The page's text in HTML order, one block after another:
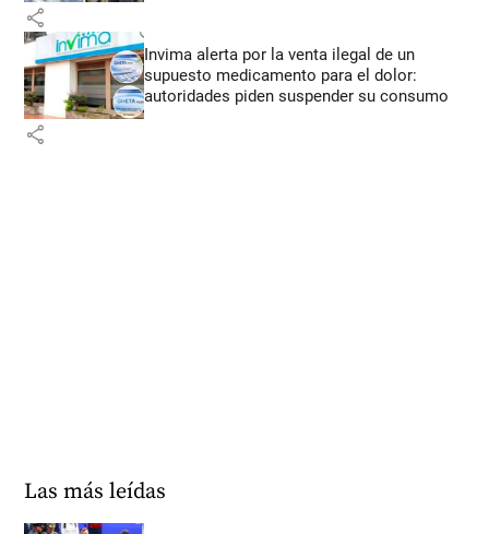
share
Invima alerta por la venta ilegal de un
supuesto medicamento para el dolor:
autoridades piden suspender su consumo
share
Las más leídas